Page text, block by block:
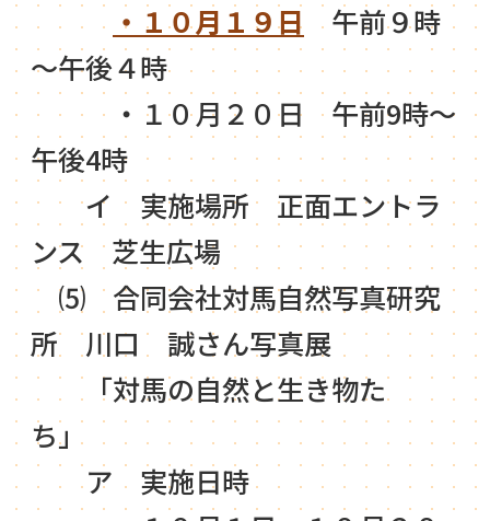
・１０月１９日 午前９時
～午後４時
・１０月２０日 午前9時～
午後4時
イ 実施場所 正面エントラ
ンス 芝生広場
⑸ 合同会社対馬自然写真研究
所 川口 誠さん写真展
「対馬の自然と生き物た
ち」
ア 実施日時